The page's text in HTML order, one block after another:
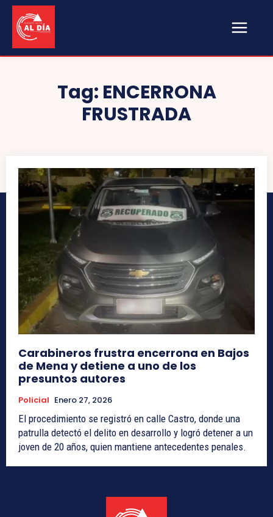
Tag: ENCERRONA
FRUSTRADA
Carabineros frustra encerrona en Bajos
de Mena y detiene a uno de los
presuntos autores
Policial Enero 27, 2026
El procedimiento se registró en calle Castro, donde una
patrulla detectó el delito en desarrollo y logró detener a un
joven de 20 años, quien mantiene antecedentes penales.